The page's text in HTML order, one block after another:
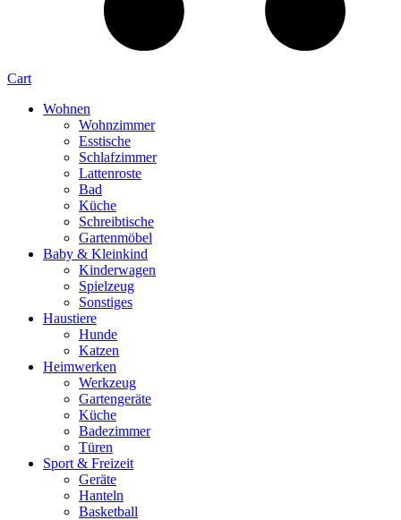
Cart
Wohnen
Wohnzimmer
Esstische
Schlafzimmer
Lattenroste
Bad
Küche
Schreibtische
Gartenmöbel
Baby & Kleinkind
Kinderwagen
Spielzeug
Sonstiges
Haustiere
Hunde
Katzen
Heimwerken
Werkzeug
Gartengeräte
Küche
Badezimmer
Türen
Sport & Freizeit
Geräte
Hanteln
Basketball